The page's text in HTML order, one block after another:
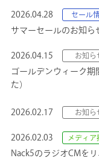
2026.04.28 セール
サマーセールのお知
2026.04.15 お知ら
ゴールデンウィーク期
た）
2026.02.17 お知ら
2026.02.03 メディア
Nack5のラジオCMを